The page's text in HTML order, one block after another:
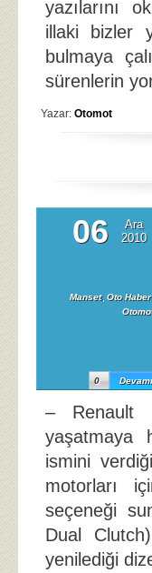
yazılarını
illaki bizler
bulmaya
sürenlerin
Yazar: Otomot
06
Ara
2010
Manset, Oto Haber,
Devamı
0
– Renault
yaşatmaya
ismini
motorları
seçeneği
Dual
yenilediği